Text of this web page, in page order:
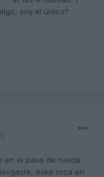
soy el único?
en el paso de rueda
eske roza en